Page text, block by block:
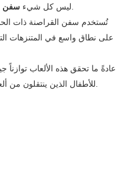
ليس كل شيء سفن
يجب أن يكون الأمر متطرفاً.
تُستخدم سفن القراصنة ذات
على نطاق واسع في المتنزهات
عادةً ما تحقق هذه الألعاب توازناً
للأطفال الذين ينتقلون من ألعاب الأطفال إلى مناطق الجذب الأكبر.